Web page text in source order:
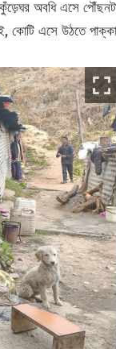
অবধি এসে
এসে উঠতে পাক্কা